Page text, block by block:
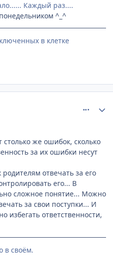
Каждый раз....
^_^
в клетке
же ошибок, сколько
за их ошибки несут
отвечать за его
его... В
сложное понятие... Можно
за свои поступки... И
избегать ответственности,
в своём.